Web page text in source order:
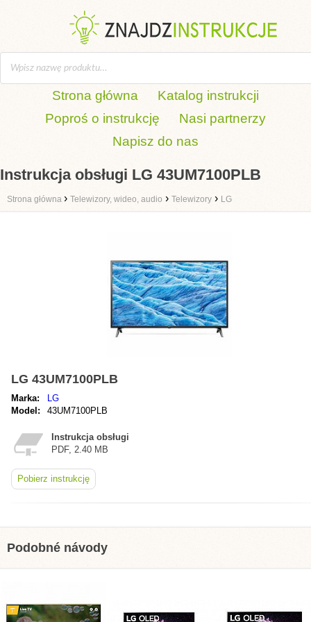
Strona główna
Katalog instrukcji
Poproś o instrukcję
Nasi partnerzy
Napisz do nas
Instrukcja obsługi LG 43UM7100PLB
Strona główna › Telewizory, wideo, audio › Telewizory › LG
LG 43UM7100PLB
Marka:
LG
Model:
43UM7100PLB
Instrukcja obsługi
PDF, 2.40 MB
Pobierz instrukcję
Podobné návody